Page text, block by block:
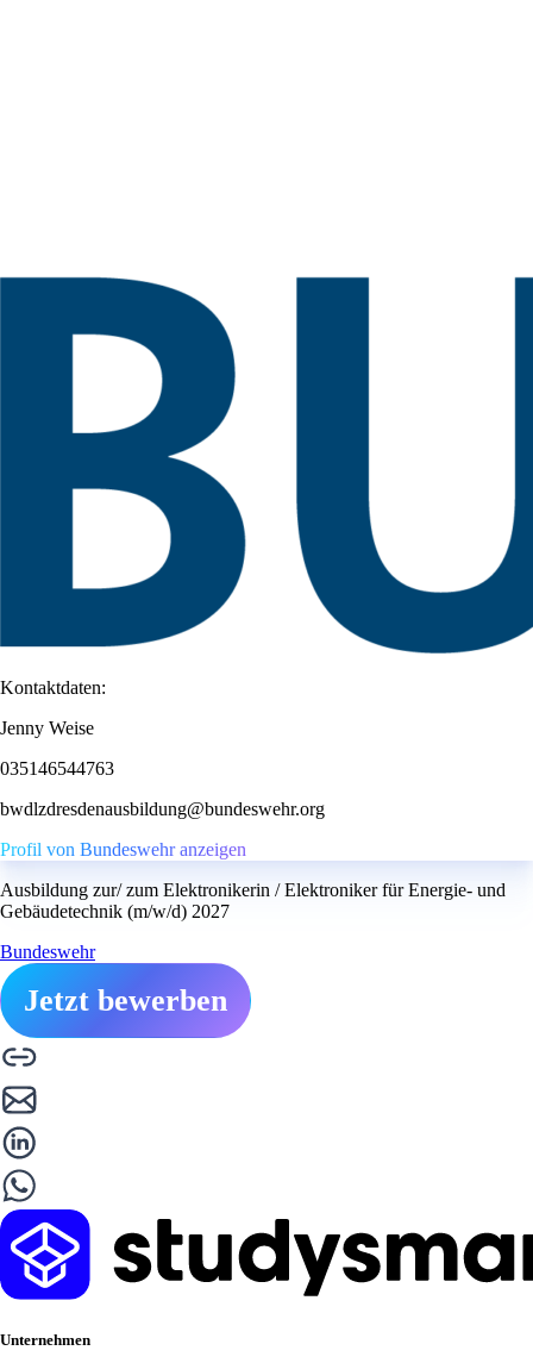
Kontaktdaten:
Jenny Weise
035146544763
bwdlzdresdenausbildung@bundeswehr.org
Profil von Bundeswehr anzeigen
Ausbildung zur/ zum Elektronikerin / Elektroniker für Energie- und
Gebäudetechnik (m/w/d) 2027
Bundeswehr
Jetzt bewerben
Unternehmen